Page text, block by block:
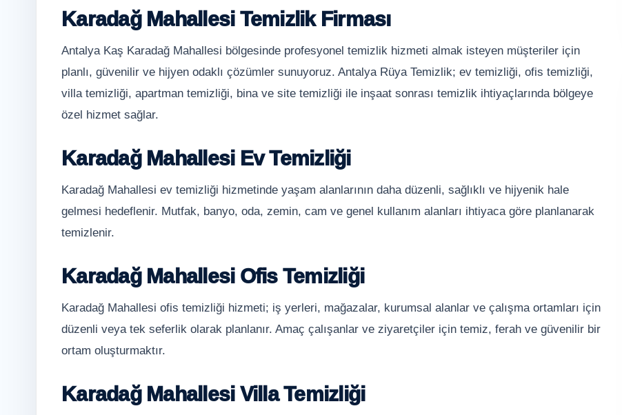
Karadağ Mahallesi Temizlik Firması
Antalya Kaş Karadağ Mahallesi bölgesinde profesyonel temizlik hizmeti almak isteyen müşteriler için
planlı, güvenilir ve hijyen odaklı çözümler sunuyoruz. Antalya Rüya Temizlik; ev temizliği, ofis temizliği,
villa temizliği, apartman temizliği, bina ve site temizliği ile inşaat sonrası temizlik ihtiyaçlarında bölgeye
özel hizmet sağlar.
Karadağ Mahallesi Ev Temizliği
Karadağ Mahallesi ev temizliği hizmetinde yaşam alanlarının daha düzenli, sağlıklı ve hijyenik hale
gelmesi hedeflenir. Mutfak, banyo, oda, zemin, cam ve genel kullanım alanları ihtiyaca göre planlanarak
temizlenir.
Karadağ Mahallesi Ofis Temizliği
Karadağ Mahallesi ofis temizliği hizmeti; iş yerleri, mağazalar, kurumsal alanlar ve çalışma ortamları için
düzenli veya tek seferlik olarak planlanır. Amaç çalışanlar ve ziyaretçiler için temiz, ferah ve güvenilir bir
ortam oluşturmaktır.
Karadağ Mahallesi Villa Temizliği